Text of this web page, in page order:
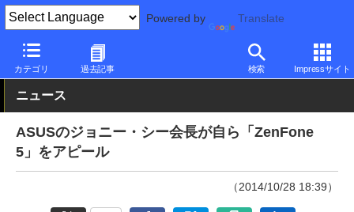
Powered by Translate
カテゴリ 過去記事 検索 Impressサイト
PC Watch パソコン/タブレット/スマートフォン スマートフォン
ニュース
ASUSのジョニー・シー会長が自ら「ZenFone
5」をアピール
（2014/10/28 18:39）